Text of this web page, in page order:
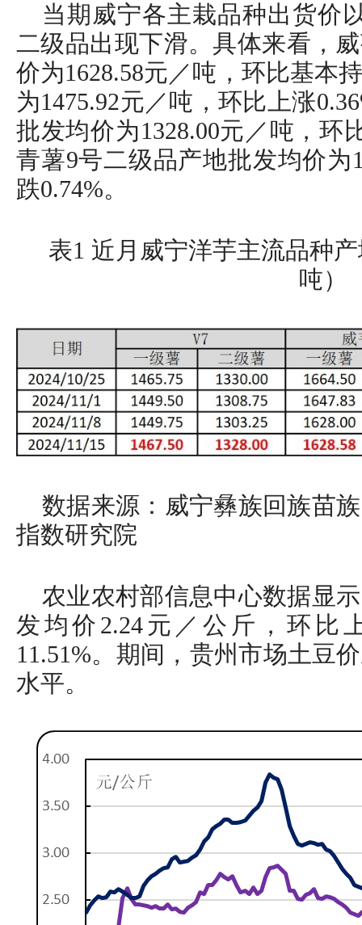
当期威宁各主栽品种出货价
二级品出现下滑。具体来看，
价为1628.58元／吨，环比基本
为1475.92元／吨，环比上涨
批发均价为1328.00元／吨，环
青薯9号二级品产地批发均价为
跌0.74%。
表1 近月威宁洋芋主流品种
吨）
数据来源：威宁彝族回族苗
指数研究院
农业农村部信息中心数据显
发均价2.24元／公斤，环比
11.51%。期间，贵州市场土豆
水平。